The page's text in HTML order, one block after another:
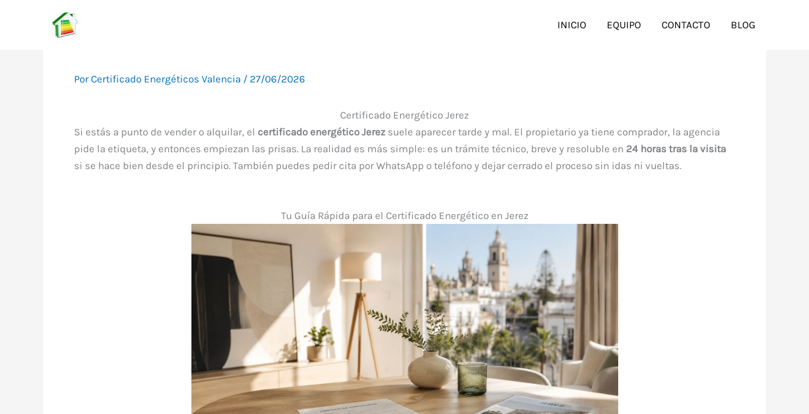
INICIO EQUIPO CONTACTO BLOG
PorCertificado Energéticos Valencia / 27/06/2026
Certificado Energético Jerez
Si estás a punto de vender o alquilar, el certificado energético Jerez suele aparecer tarde y mal. El propietario ya tiene comprador, la agencia
pide la etiqueta, y entonces empiezan las prisas. La realidad es más simple: es un trámite técnico, breve y resoluble en 24 horas tras la visita
si se hace bien desde el principio. También puedes pedir cita por WhatsApp o teléfono y dejar cerrado el proceso sin idas ni vueltas.
Tu Guía Rápida para el Certificado Energético en Jerez